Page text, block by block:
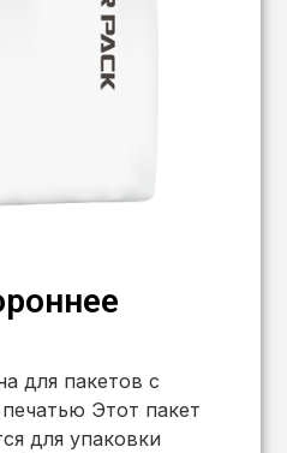
для пакетов с
Этот пакет
для упаковки